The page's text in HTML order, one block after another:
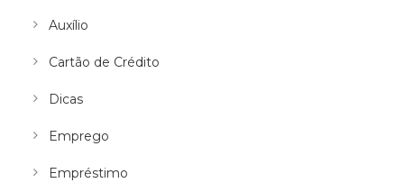
Auxílio
Cartão de Crédito
Dicas
Emprego
Empréstimo